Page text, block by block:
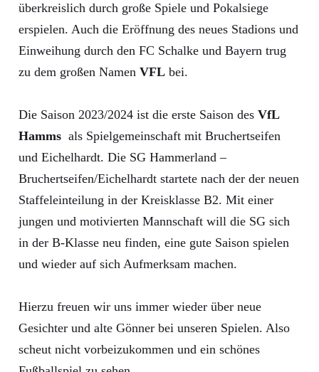
überkreislich durch große Spiele und Pokalsiege
erspielen. Auch die Eröffnung des neues Stadions und
Einweihung durch den FC Schalke und Bayern trug
zu dem großen Namen VFL bei.
Die Saison 2023/2024 ist die erste Saison des VfL
Hamms als Spielgemeinschaft mit Bruchertseifen
und Eichelhardt. Die SG Hammerland –
Bruchertseifen/Eichelhardt startete nach der der neuen
Staffeleinteilung in der Kreisklasse B2. Mit einer
jungen und motivierten Mannschaft will die SG sich
in der B-Klasse neu finden, eine gute Saison spielen
und wieder auf sich Aufmerksam machen.
Hierzu freuen wir uns immer wieder über neue
Gesichter und alte Gönner bei unseren Spielen. Also
scheut nicht vorbeizukommen und ein schönes